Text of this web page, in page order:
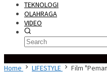
TEKNOLOGI
OLAHRAGA
VIDEO
Home
LIFESTYLE Film